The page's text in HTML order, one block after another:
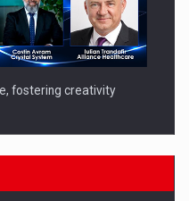
fostering creativity